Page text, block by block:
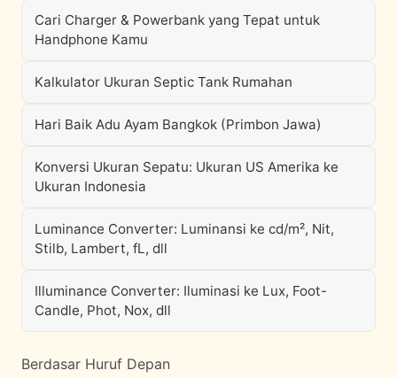
Cari Charger & Powerbank yang Tepat untuk
Handphone Kamu
Kalkulator Ukuran Septic Tank Rumahan
Hari Baik Adu Ayam Bangkok (Primbon Jawa)
Konversi Ukuran Sepatu: Ukuran US Amerika ke
Ukuran Indonesia
Luminance Converter: Luminansi ke cd/m², Nit,
Stilb, Lambert, fL, dll
Illuminance Converter: Iluminasi ke Lux, Foot-
Candle, Phot, Nox, dll
Berdasar Huruf Depan